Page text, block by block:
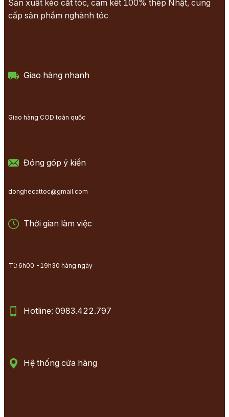
Sản xuất kéo cắt tóc, cam kết 100% thép Nhật, cung
cấp sản phẩm nghành tóc
Giao hàng nhanh
Giao hàng COD toàn quốc
Đóng góp ý kiến
donghecattoc@gmail.com
Thời gian làm việc
Từ 6h00 -19h30 hàng ngày
Hotline: 0983.422.797
Hệ thống cửa hàng